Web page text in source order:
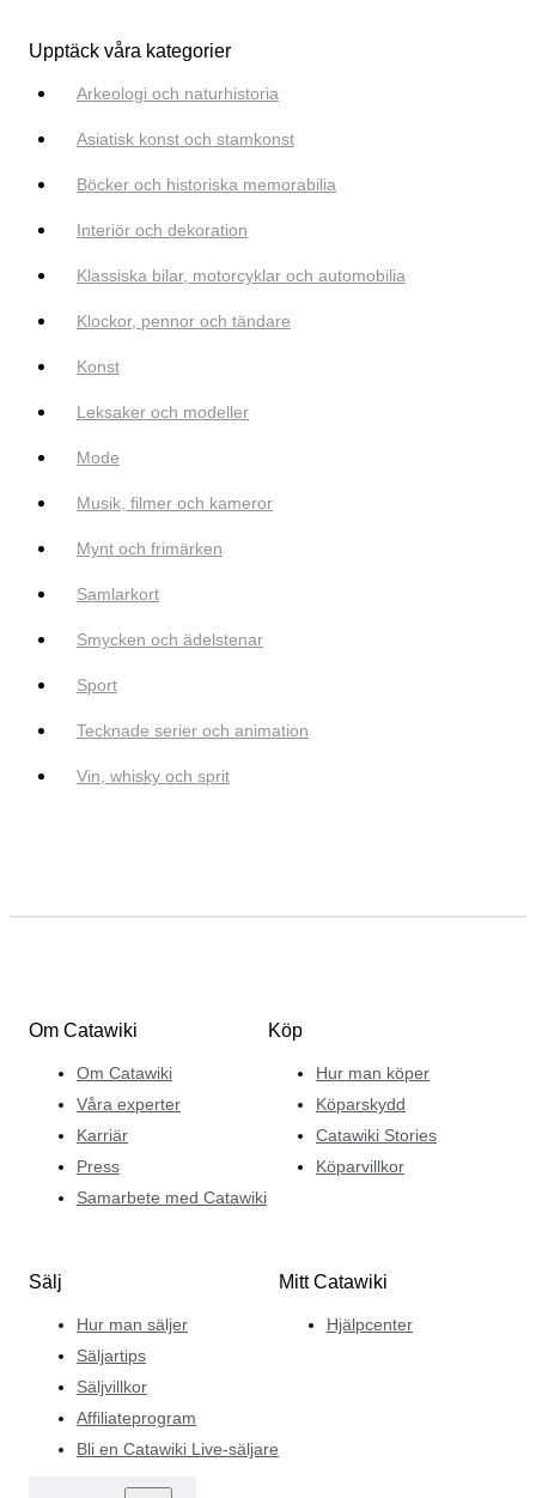
Upptäck våra kategorier
Arkeologi och naturhistoria
Asiatisk konst och stamkonst
Böcker och historiska memorabilia
Interiör och dekoration
Klassiska bilar, motorcyklar och automobilia
Klockor, pennor och tändare
Konst
Leksaker och modeller
Mode
Musik, filmer och kameror
Mynt och frimärken
Samlarkort
Smycken och ädelstenar
Sport
Tecknade serier och animation
Vin, whisky och sprit
Om Catawiki
Om Catawiki
Våra experter
Karriär
Press
Samarbete med Catawiki
Köp
Hur man köper
Köparskydd
Catawiki Stories
Köparvillkor
Sälj
Hur man säljer
Säljartips
Säljvillkor
Affiliateprogram
Bli en Catawiki Live-säljare
Mitt Catawiki
Hjälpcenter